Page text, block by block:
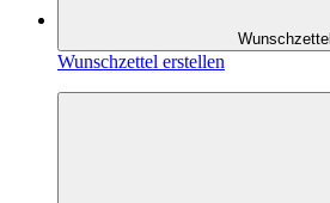
Wunschzettel
Wunschzettel erstellen